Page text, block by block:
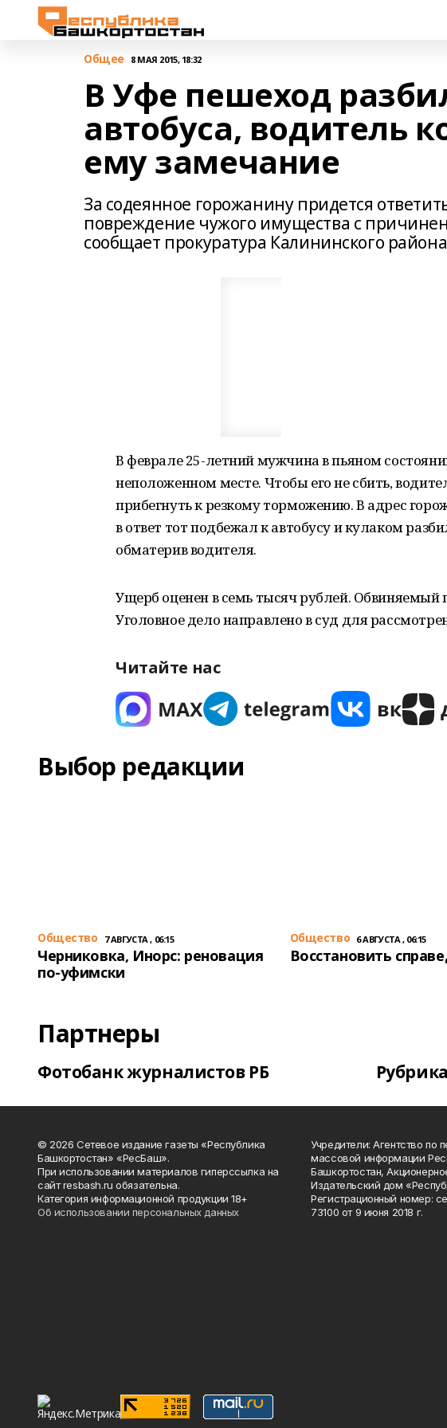
Общее 8 МАЯ 2015, 18:32
В Уфе пешеход
автобуса, водитель
ему замечание
За содеянное горожанину придется
повреждение чужого имущества с
сообщает прокуратура Калининского
В феврале 25-летний мужчина в пьяном
неположенном месте. Чтобы его не сбить,
прибегнуть к резкому торможению. В адрес
в ответ тот подбежал к автобусу и кулаком
обматерив водителя.
Ущерб оценен в семь тысяч рублей. Обвиняемый
Уголовное дело направлено в суд для
Читайте нас
Выбор редакции
Общество 7 АВГУСТА , 06:15
Черниковка, Инорс: реновация
по-уфимски
Общество 6 АВГУСТА , 06:15
Восстановить
Партнеры
Фотобанк журналистов РБ
© 2026 Сетевое издание газеты «Республика
Башкортостан» «РесБаш».
При использовании материалов гиперссылка на
сайт resbash.ru обязательна.
Категория информационной продукции 18+
Об использовании персональных данных
Учредители: Агентство по
массовой информации
Башкортостан,
Издательский дом
Регистрационный номер:
73100 от 9 июня 2018 г.